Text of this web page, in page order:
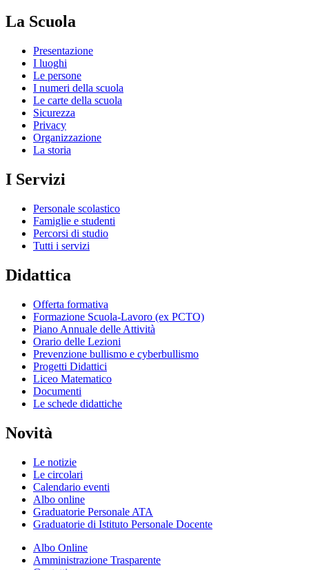
La Scuola
Presentazione
I luoghi
Le persone
I numeri della scuola
Le carte della scuola
Sicurezza
Privacy
Organizzazione
La storia
I Servizi
Personale scolastico
Famiglie e studenti
Percorsi di studio
Tutti i servizi
Didattica
Offerta formativa
Formazione Scuola-Lavoro (ex PCTO)
Piano Annuale delle Attività
Orario delle Lezioni
Prevenzione bullismo e cyberbullismo
Progetti Didattici
Liceo Matematico
Documenti
Le schede didattiche
Novità
Le notizie
Le circolari
Calendario eventi
Albo online
Graduatorie Personale ATA
Graduatorie di Istituto Personale Docente
Albo Online
Amministrazione Trasparente